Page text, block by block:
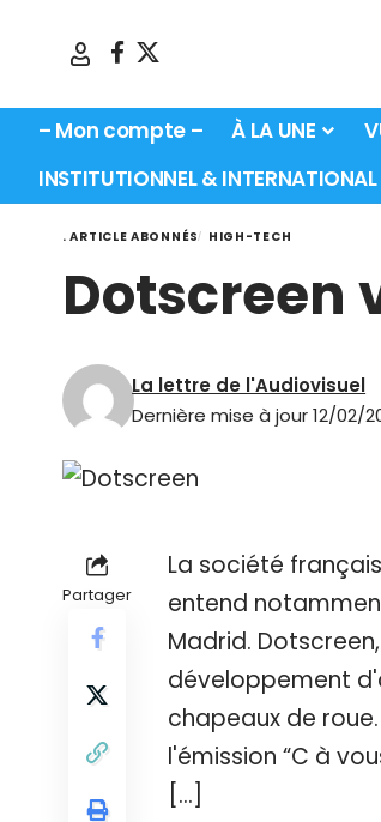
– Mon compte – À LA UNE
INSTITUTIONNEL & INTERNATIONAL
. ARTICLE ABONNÉS HIGH-TECH
Dotscreen
Dernière mise à jour 12/02/
La lettre de l'Audiovisuel
Partager
La société
entend
Madrid.
développement
chapeaux de
l'émission “C à
[…]